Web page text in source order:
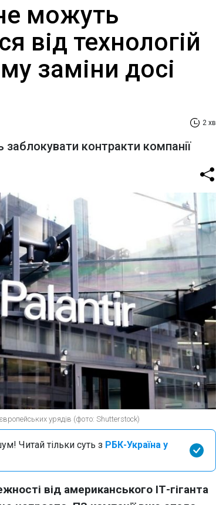
можуть
від технологій
заміни досі
2 хв
контракти компанії
урядів (фото: Shutterstock)
Читай тільки суть з РБК-Україна у
від американського ІТ-гіганта